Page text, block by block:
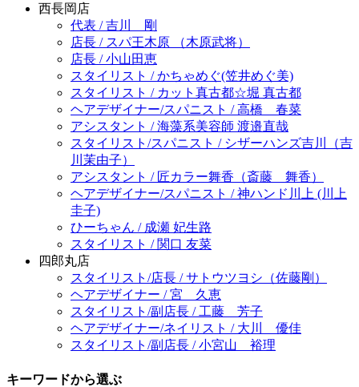
西長岡店
代表 / 吉川 剛
店長 / スパ王木原 （木原武将）
店長 / 小山田恵
スタイリスト / かちゃめぐ(笠井めぐ美)
スタイリスト / カット真古都☆堀 真古都
ヘアデザイナー/スパニスト / 高橋 春菜
アシスタント / 海藻系美容師 渡邉直哉
スタイリスト/スパニスト / シザーハンズ吉川（吉
川茉由子）
アシスタント / 匠カラー舞香（斎藤 舞香）
ヘアデザイナー/スパニスト / 神ハンド川上 (川上
圭子)
ひーちゃん / 成瀬 妃生路
スタイリスト / 関口 友菜
四郎丸店
スタイリスト/店長 / サトウツヨシ（佐藤剛）
ヘアデザイナー / 宮 久恵
スタイリスト/副店長 / 工藤 芳子
ヘアデザイナー/ネイリスト / 大川 優佳
スタイリスト/副店長 / 小宮山 裕理
キーワードから選ぶ